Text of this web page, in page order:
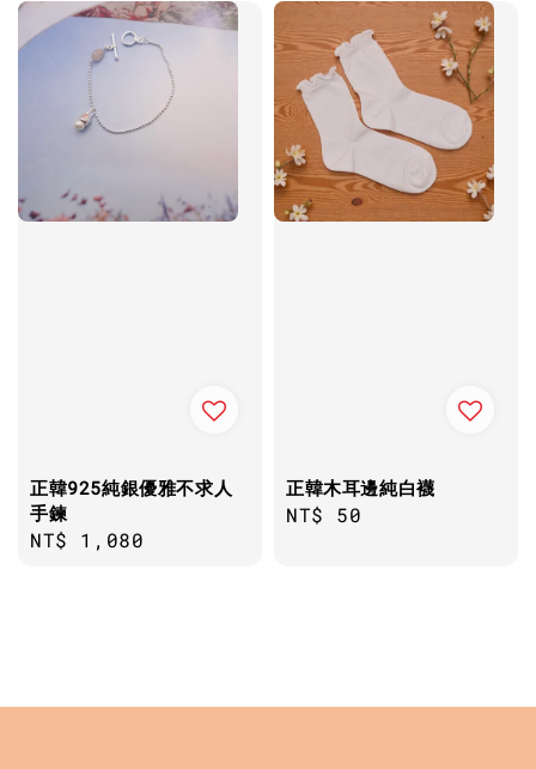
正韓925純銀優雅不求人
手鍊
Regular
NT$ 1,080
正韓木耳邊純白襪
Regular
NT$ 50